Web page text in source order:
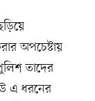
অপচেষ্টায়
তাদের
এ ধরনের